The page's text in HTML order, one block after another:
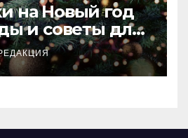
на Новый год
и советы для
праздника